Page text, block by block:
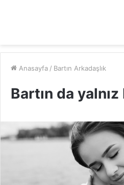
Anasayfa / Bartın Arkadaşlık
Bartın da yalnız